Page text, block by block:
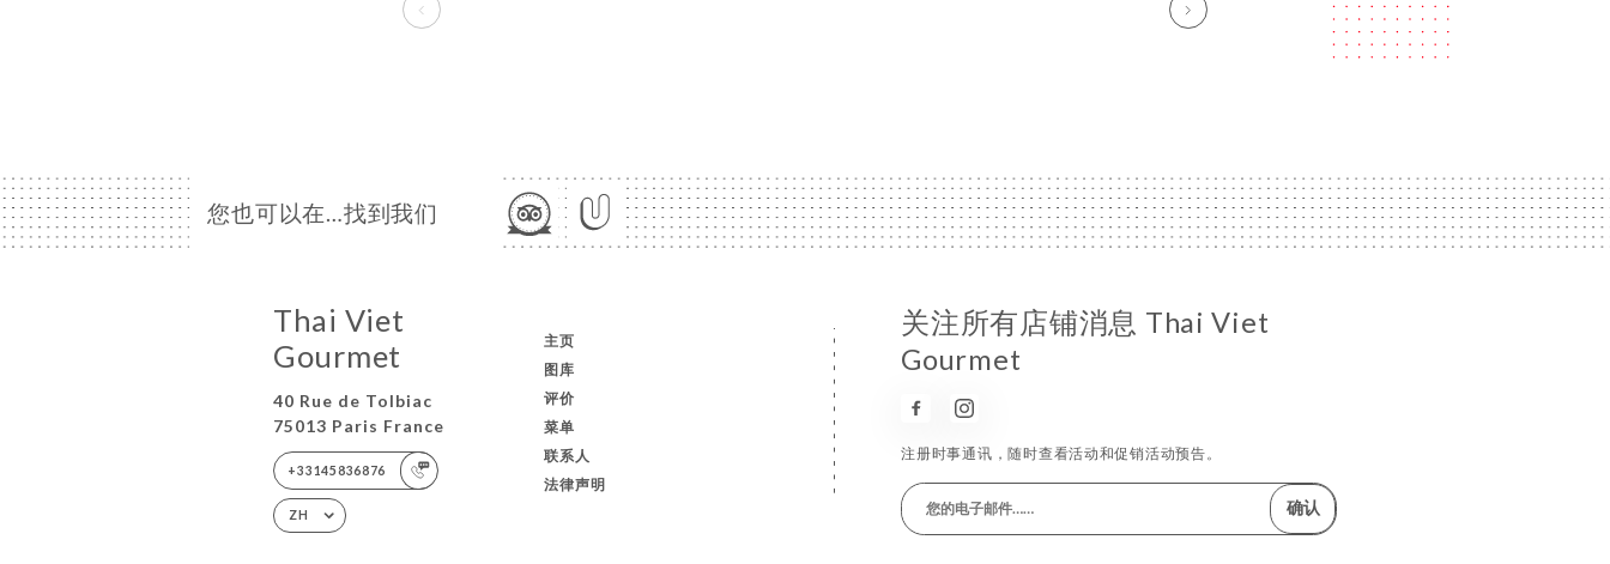
您也可以在…找到我们
Thai Viet
Gourmet
40 Rue de Tolbiac
75013 Paris France
+33145836876
ZH
主页
图库
评价
菜单
联系人
法律声明
关注所有店铺消息 Thai Viet
Gourmet
注册时事通讯，随时查看活动和促销活动预告。
确认